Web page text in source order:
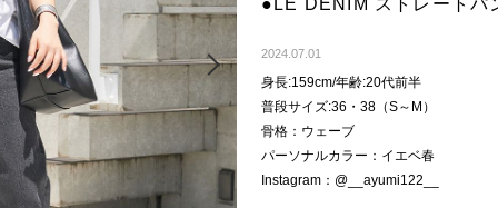
Next
●LE DENIM ストレートパ
2024.07.01
身長:159cm/年齢:20代前半
普段サイズ:36・38（S～M）
骨格：ウェーブ
パーソナルカラー：イエベ春
Instagram：@__ayumi122__